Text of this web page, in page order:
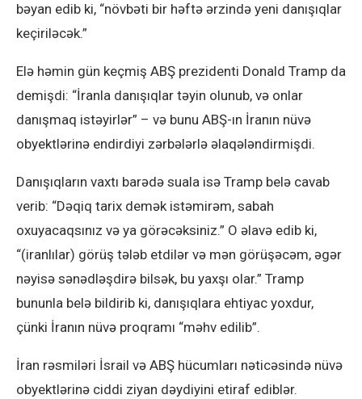
bəyan edib ki, “növbəti bir həftə ərzində yeni danışıqlar
keçiriləcək.”
Elə həmin gün keçmiş ABŞ prezidenti Donald Tramp da
demişdi: “İranla danışıqlar təyin olunub, və onlar
danışmaq istəyirlər” – və bunu ABŞ-ın İranın nüvə
obyektlərinə endirdiyi zərbələrlə əlaqələndirmişdi.
Danışıqların vaxtı barədə suala isə Tramp belə cavab
verib: “Dəqiq tarix demək istəmirəm, sabah
oxuyacaqsınız və ya görəcəksiniz.” O əlavə edib ki,
“(iranlılar) görüş tələb etdilər və mən görüşəcəm, əgər
nəyisə sənədləşdirə bilsək, bu yaxşı olar.” Tramp
bununla belə bildirib ki, danışıqlara ehtiyac yoxdur,
çünki İranın nüvə proqramı “məhv edilib”.
İran rəsmiləri İsrail və ABŞ hücumları nəticəsində nüvə
obyektlərinə ciddi ziyan dəydiyini etiraf ediblər.